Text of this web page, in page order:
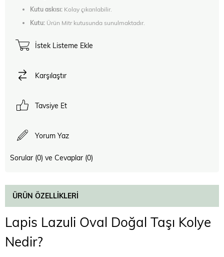
Kutu askısı: Kolay çıkarılabilir.
Kutu: Ürün Mitr kutusunda sunulmaktadır.
İstek Listeme Ekle
Karşılaştır
Tavsiye Et
Yorum Yaz
Sorular (0) ve Cevaplar (0)
ÜRÜN ÖZELLIKLERI
Lapis Lazuli Oval Doğal Taşı Kolye
Nedir?